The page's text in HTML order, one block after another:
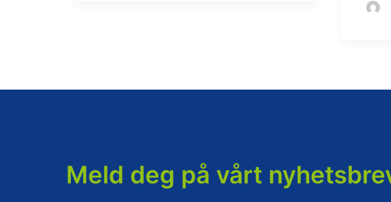
Meld deg på vårt